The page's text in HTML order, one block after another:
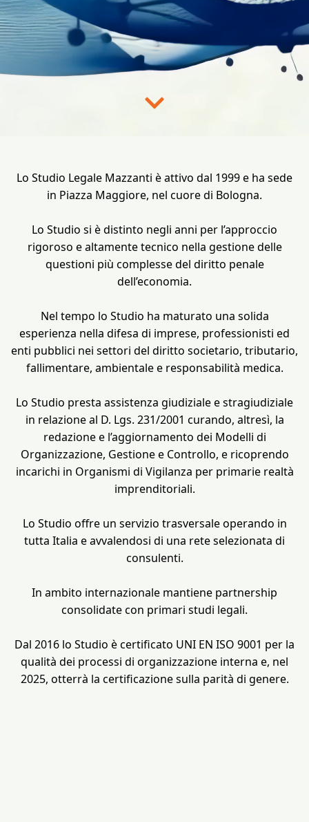
Lo Studio Legale Mazzanti è attivo dal 1999 e ha sede
in Piazza Maggiore, nel cuore di Bologna.
Lo Studio si è distinto negli anni per l’approccio
rigoroso e altamente tecnico nella gestione delle
questioni più complesse del diritto penale
dell’economia.
Nel tempo lo Studio ha maturato una solida
esperienza nella difesa di imprese, professionisti ed
enti pubblici nei settori del diritto societario, tributario,
fallimentare, ambientale e responsabilità medica.
Lo Studio presta assistenza giudiziale e stragiudiziale
in relazione al D. Lgs. 231/2001 curando, altresì, la
redazione e l’aggiornamento dei Modelli di
Organizzazione, Gestione e Controllo, e ricoprendo
incarichi in Organismi di Vigilanza per primarie realtà
imprenditoriali.
Lo Studio offre un servizio trasversale operando in
tutta Italia e avvalendosi di una rete selezionata di
consulenti.
In ambito internazionale mantiene partnership
consolidate con primari studi legali.
Dal 2016 lo Studio è certificato UNI EN ISO 9001 per la
qualità dei processi di organizzazione interna e, nel
2025, otterrà la certificazione sulla parità di genere.